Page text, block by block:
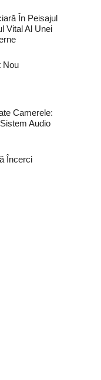
În Peisajul
Vital Al Unei
Nou
Camerele:
Audio
Încerci